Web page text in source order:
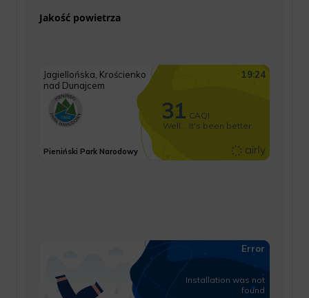
Jakość powietrza